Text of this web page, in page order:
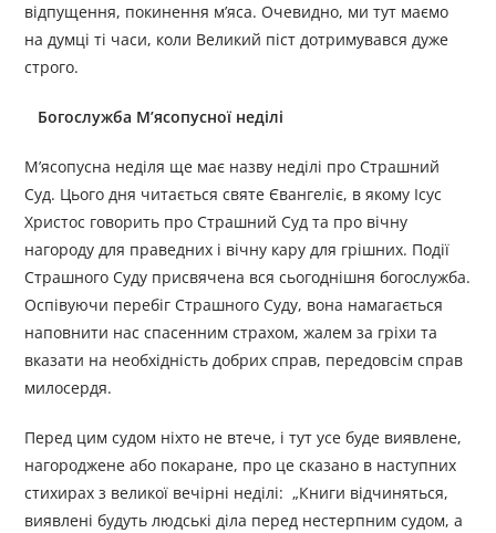
відпущення, покинення м’яса. Очевидно, ми тут маємо
на думці ті часи, коли Великий піст дотримувався дуже
строго.
Богослужба М’ясопусної неділі
М’ясопусна неділя ще має назву неділі про Страшний
Суд. Цього дня читається святе Євангеліє, в якому Ісус
Христос говорить про Страшний Суд та про вічну
нагороду для праведних і вічну кару для грішних. Події
Страшного Суду присвячена вся сьогоднішня богослужба.
Оспівуючи перебіг Страшного Суду, вона намагається
наповнити нас спасенним страхом, жалем за гріхи та
вказати на необхідність добрих справ, передовсім справ
милосердя.
Перед цим судом ніхто не втече, і тут усе буде виявлене,
нагороджене або покаране, про це сказано в наступних
стихирах з великої вечірні неділі: „Книги відчиняться,
виявлені будуть людські діла перед нестерпним судом, а